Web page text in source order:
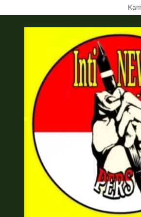
to
content